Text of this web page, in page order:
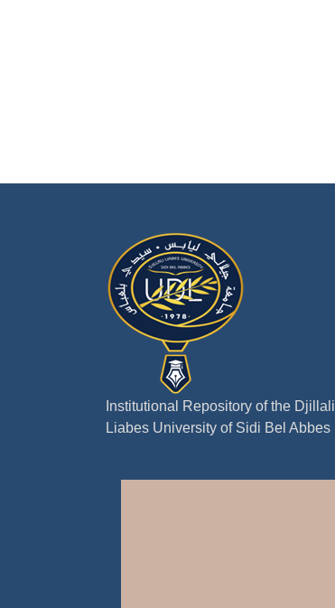
Institutional Repository of the Djillali
Liabes University of Sidi Bel Abbes